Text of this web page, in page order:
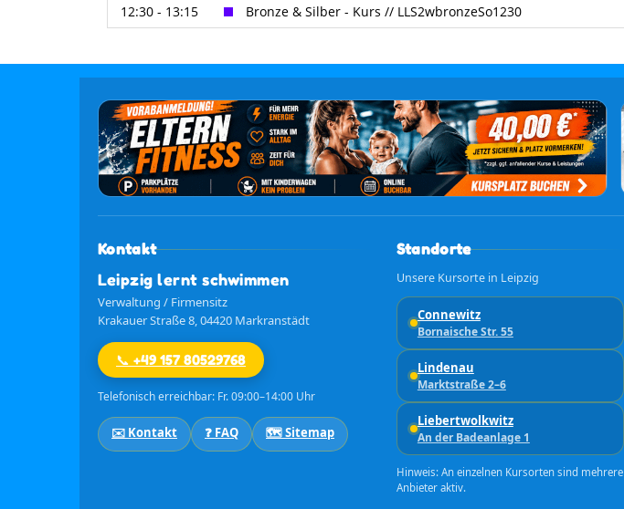
12:30 - 13:15
Bronze & Silber - Kurs // LLS2wbronzeSo1230
Kontakt
Leipzig lernt schwimmen
Verwaltung / Firmensitz
Krakauer Straße 8, 04420 Markranstädt
📞 +49 157 80529768
Telefonisch erreichbar: Fr. 09:00–14:00 Uhr
✉️ Kontakt ❓ FAQ 🗺️ Sitemap
Standorte
Unsere Kursorte in Leipzig
Connewitz
Bornaische Str. 55
Lindenau
Marktstraße 2–6
Liebertwolkwitz
An der Badeanlage 1
Hinweis: An einzelnen Kursorten sind mehrere
Anbieter aktiv.